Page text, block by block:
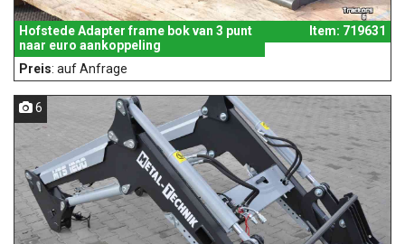
Hofstede Adapter frame bok van 3 punt
naar euro aankoppeling
Item: 719631
Preis: auf Anfrage
6